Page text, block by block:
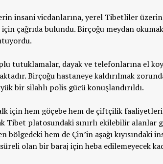
insani vicdanlarına, yerel Tibetliler
çağrıda bulundu. Birçoğu meydan
tutuklamalar, dayak ve telefonlarına el
Birçoğu hastaneye kaldırılmak
bir silahlı polis gücü konuşlandırıldı.
için hem göçebe hem de çiftçilik
Tibet platosundaki sınırlı ekilebilir alanlar
hem de Çin’in aşağı kıyısındaki
olan bir baraj için heba edilemeyecek